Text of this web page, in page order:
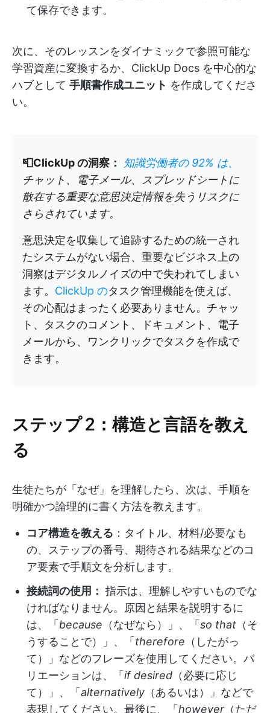
て保存できます。
次に、そのレッスンをダイナミックで参照可能な
学習資産に変換するか、ClickUp Docs を中心的な
ハブとして 手順書作成ユニット を作成してくださ
い。
📮ClickUp の洞察：
知識労働者の 92% は、
チャット、電子メール、スプレッドシートに
散在する重要な意思決定情報を失うリスクに
さらされています。
意思決定を収集して追跡するための統一され
たシステムがない場合、重要なビジネス上の
洞察はデジタルノイズの中で失われてしまい
ます。 ClickUp のタスク管理機能を使えば、
その心配はまったく必要ありません。チャッ
ト、タスクのコメント、ドキュメント、電子
メールから、ワンクリックでタスクを作成で
きます。
ステップ 2：構造と言語を教え
る
生徒たちが「なぜ」を理解したら、次は、手順を
明確かつ論理的に書く方法を教えます。
コア構造を教える ：タイトル、材料/必要なも
の、ステップの番号、期待される結果などのコ
ア要素で手順文を分析します。
接続詞の使用： 指示は、理解しやすいものでな
ければなりません。原因と結果を説明するに
は、「because （なぜなら）」、「so that （そ
うすることで）」、「therefore （したがっ
て）」などのフレーズを使用してください。バ
リエーションは、「if desired （必要に応じ
て）」、「alternatively （あるいは）」などで
表現してください。最後に、「however （ただ